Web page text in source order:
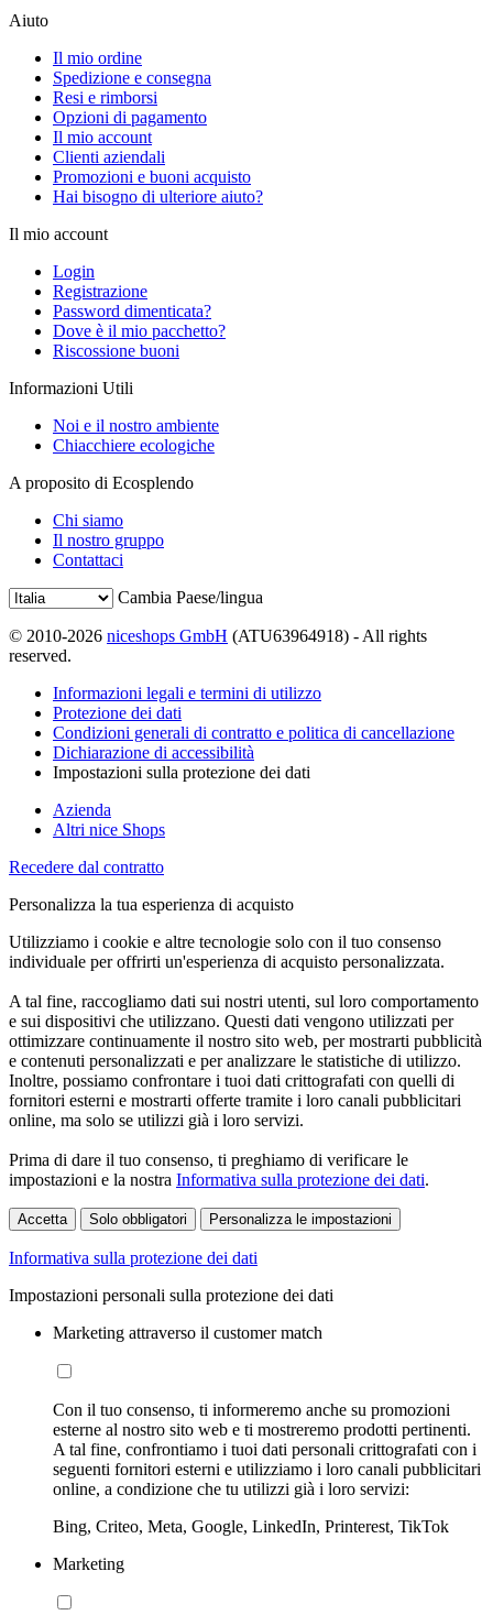
Aiuto
Il mio ordine
Spedizione e consegna
Resi e rimborsi
Opzioni di pagamento
Il mio account
Clienti aziendali
Promozioni e buoni acquisto
Hai bisogno di ulteriore aiuto?
Il mio account
Login
Registrazione
Password dimenticata?
Dove è il mio pacchetto?
Riscossione buoni
Informazioni Utili
Noi e il nostro ambiente
Chiacchiere ecologiche
A proposito di Ecosplendo
Chi siamo
Il nostro gruppo
Contattaci
Cambia Paese/lingua
© 2010-2026 niceshops GmbH (ATU63964918) - All rights
reserved.
Informazioni legali e termini di utilizzo
Protezione dei dati
Condizioni generali di contratto e politica di cancellazione
Dichiarazione di accessibilità
Impostazioni sulla protezione dei dati
Azienda
Altri nice Shops
Recedere dal contratto
Personalizza la tua esperienza di acquisto
Utilizziamo i cookie e altre tecnologie solo con il tuo consenso
individuale per offrirti un'esperienza di acquisto personalizzata.
A tal fine, raccogliamo dati sui nostri utenti, sul loro comportamento
e sui dispositivi che utilizzano. Questi dati vengono utilizzati per
ottimizzare continuamente il nostro sito web, per mostrarti pubblicità
e contenuti personalizzati e per analizzare le statistiche di utilizzo.
Inoltre, possiamo confrontare i tuoi dati crittografati con quelli di
fornitori esterni e mostrarti offerte tramite i loro canali pubblicitari
online, ma solo se utilizzi già i loro servizi.
Prima di dare il tuo consenso, ti preghiamo di verificare le
impostazioni e la nostra Informativa sulla protezione dei dati.
Accetta Solo obbligatori Personalizza le impostazioni
Informativa sulla protezione dei dati
Impostazioni personali sulla protezione dei dati
Marketing attraverso il customer match
Con il tuo consenso, ti informeremo anche su promozioni
esterne al nostro sito web e ti mostreremo prodotti pertinenti.
A tal fine, confrontiamo i tuoi dati personali crittografati con i
seguenti fornitori esterni e utilizziamo i loro canali pubblicitari
online, a condizione che tu utilizzi già i loro servizi:
Bing, Criteo, Meta, Google, LinkedIn, Printerest, TikTok
Marketing